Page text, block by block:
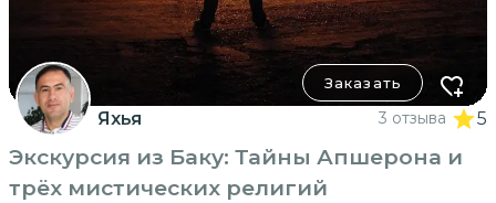
Заказать
Яхья 3 отзыва 5
Экскурсия из Баку: Тайны Апшерона и
трёх мистических религий